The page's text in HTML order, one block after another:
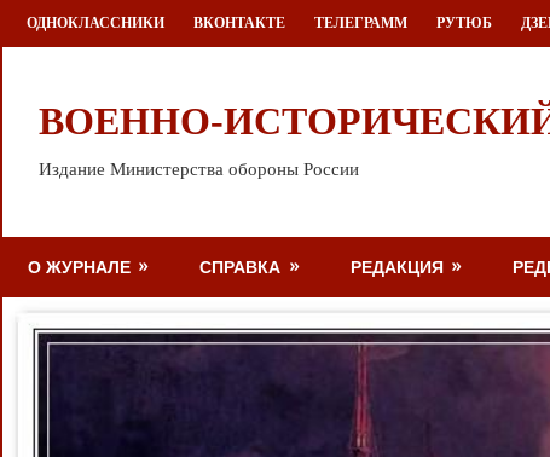
Перейти
к
ОДНОКЛАССНИКИ ВКОНТАКТЕ ТЕЛЕГРАММ РУТЮБ
ВОЕННО-
Издание Министерства обороны России
О ЖУРНАЛЕ СПРАВКА РЕДАКЦИЯ